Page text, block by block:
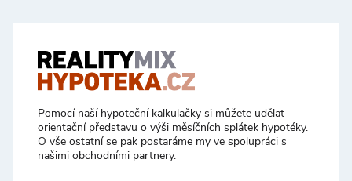
Pomocí naší hypoteční kalkulačky si můžete udělat
orientační představu o výši měsíčních splátek hypotéky.
O vše ostatní se pak postaráme my ve spolupráci s
našimi obchodními partnery.